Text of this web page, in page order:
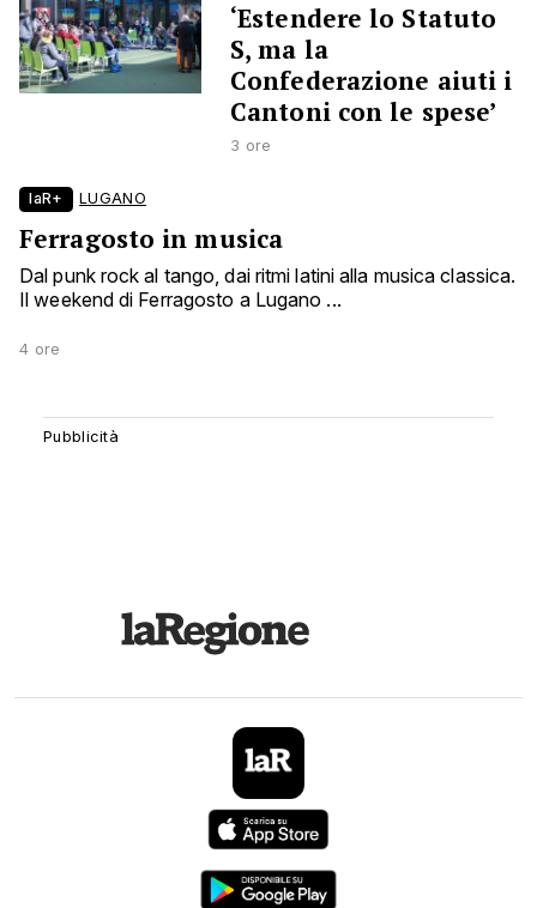
‘Estendere lo Statuto
S, ma la
Confederazione aiuti i
Cantoni con le spese’
3 ore
laR+ LUGANO
Ferragosto in musica
Dal punk rock al tango, dai ritmi latini alla musica classica.
Il weekend di Ferragosto a Lugano ...
4 ore